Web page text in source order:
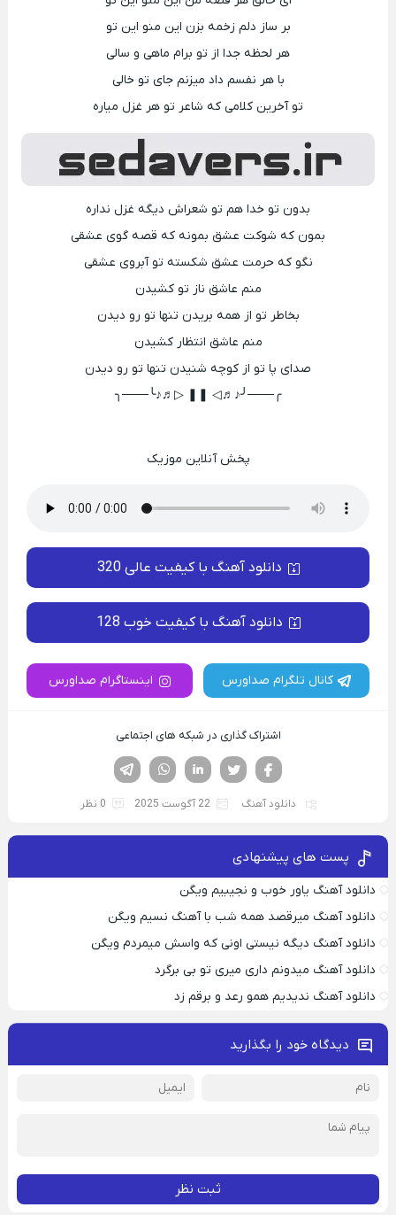
بر ساز دلم زخمه بزن این منو این تو
هر لحظه جدا از تو برام ماهی و سالی
با هر نفسم داد میزنم جای تو خالی
تو آخرین کلامی که شاعر تو هر غزل میاره
بدون تو خدا هم تو شعراش دیگه غزل نداره
بمون که شوکت عشق بمونه که قصه گوی عشقی
نگو که حرمت عشق شکسته تو آبروی عشقی
منم عاشق ناز تو کشیدن
بخاطر تو از همه بریدن تنها تو رو دیدن
منم عاشق انتظار کشیدن
صدای پا تو از کوچه شنیدن تنها تو رو دیدن
╭───╯♪♬◁ ❚❚ ▷♬♪╰───╮
پخش آنلاین موزیک
دانلود آهنگ با کیفیت عالی 320
دانلود آهنگ با کیفیت خوب 128
کانال تلگرام صداورس اینستاگرام صداورس
اشتراک گذاری در شبکه های اجتماعی
لینکدین تویتر
فیسوک
دانلود آهنگ 22 آگوست 2025 0 نظر
پست های پیشنهادی
دانلود آهنگ یاور خوب و نجیبیم ویگن
دانلود آهنگ میرقصد همه شب با آهنگ نسیم ویگن
دانلود آهنگ دیگه نیستی اونی که واسش میمردم ویگن
دانلود آهنگ میدونم داری میری تو بی برگرد
دانلود آهنگ ندیدیم همو رعد و برقم زد
دیدگاه خود را بگذارید
ثبت نظر